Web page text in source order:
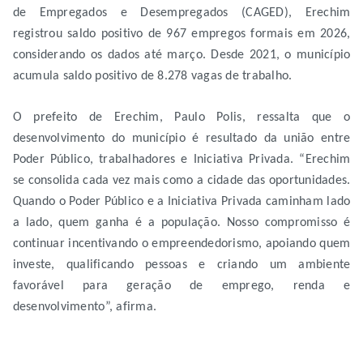
de Empregados e Desempregados (CAGED), Erechim
registrou saldo positivo de 967 empregos formais em 2026,
considerando os dados até março. Desde 2021, o município
acumula saldo positivo de 8.278 vagas de trabalho.
O prefeito de Erechim, Paulo Polis, ressalta que o
desenvolvimento do município é resultado da união entre
Poder Público, trabalhadores e Iniciativa Privada. “Erechim
se consolida cada vez mais como a cidade das oportunidades.
Quando o Poder Público e a Iniciativa Privada caminham lado
a lado, quem ganha é a população. Nosso compromisso é
continuar incentivando o empreendedorismo, apoiando quem
investe, qualificando pessoas e criando um ambiente
favorável para geração de emprego, renda e
desenvolvimento”, afirma.